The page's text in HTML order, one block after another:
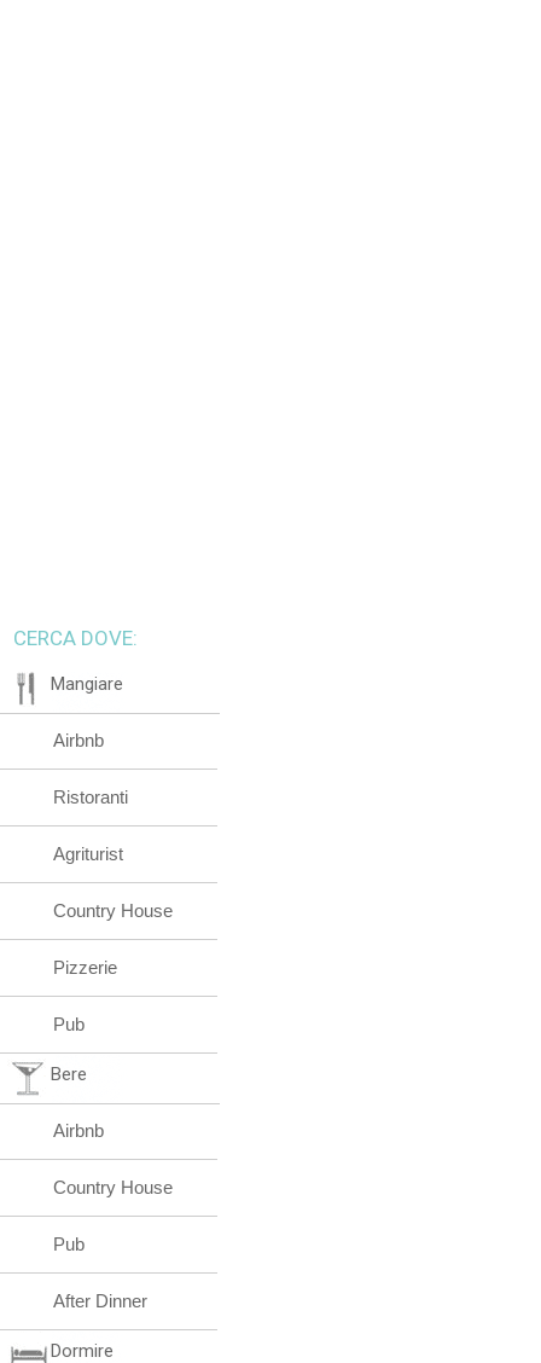
CERCA DOVE:
Mangiare
Airbnb
Ristoranti
Agriturist
Country House
Pizzerie
Pub
Bere
Airbnb
Country House
Pub
After Dinner
Dormire